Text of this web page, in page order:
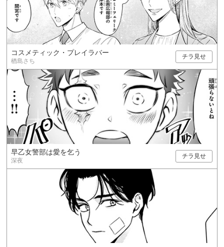
コスメティック・プレイラバー
楢島さち
チラ見せ
早乙女警部は愛を乞う
深夜
チラ見せ